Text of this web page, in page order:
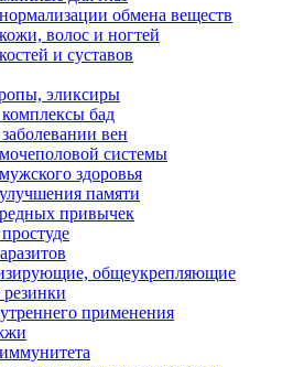
обмена веществ
волос и ногтей
и суставов
эликсиры
бад
вен
системы
здоровья
памяти
привычек
общеукрепляющие
применения